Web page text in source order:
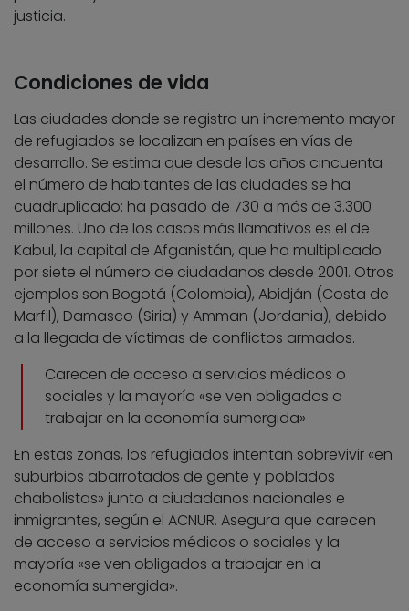
justicia.
Condiciones de vida
Las ciudades donde se registra un incremento mayor
de refugiados se localizan en países en vías de
desarrollo. Se estima que desde los años cincuenta
el número de habitantes de las ciudades se ha
cuadruplicado: ha pasado de 730 a más de 3.300
millones. Uno de los casos más llamativos es el de
Kabul, la capital de Afganistán, que ha multiplicado
por siete el número de ciudadanos desde 2001. Otros
ejemplos son Bogotá (Colombia), Abidján (Costa de
Marfil), Damasco (Siria) y Amman (Jordania), debido
a la llegada de víctimas de conflictos armados.
Carecen de acceso a servicios médicos o
sociales y la mayoría «se ven obligados a
trabajar en la economía sumergida»
En estas zonas, los refugiados intentan sobrevivir «en
suburbios abarrotados de gente y poblados
chabolistas» junto a ciudadanos nacionales e
inmigrantes, según el ACNUR. Asegura que carecen
de acceso a servicios médicos o sociales y la
mayoría «se ven obligados a trabajar en la
economía sumergida».